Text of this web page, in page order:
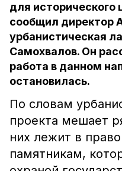
для исторического
сообщил директор
урбанистическая
Самохвалов. Он
работа в данном
остановилась.
По словам
проекта мешает
них лежит в
памятникам,